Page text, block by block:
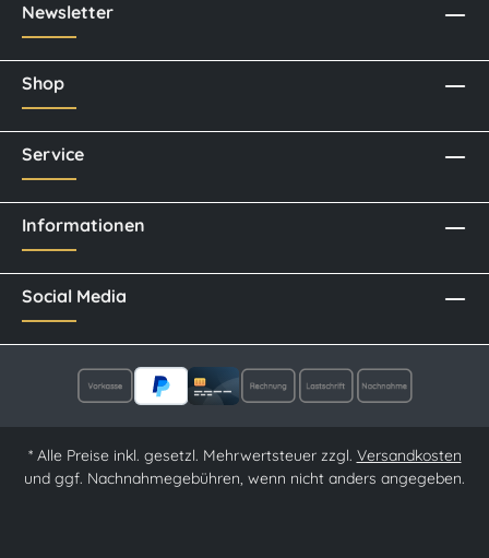
Newsletter
Social Media
Shop
Service
Informationen
* Alle Preise inkl. gesetzl. Mehrwertsteuer zzgl. Versandkosten
und ggf. Nachnahmegebühren, wenn nicht anders angegeben.